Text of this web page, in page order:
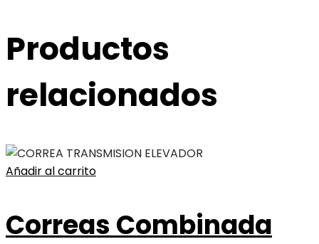
Productos
relacionados
Añadir al carrito
Correas Combinada